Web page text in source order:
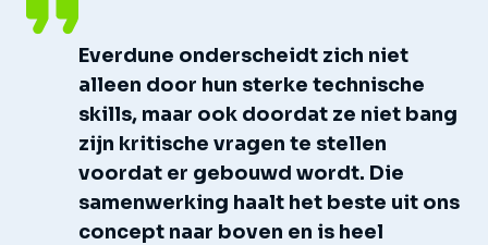
Everdune onderscheidt zich niet
alleen door hun sterke technische
skills, maar ook doordat ze niet bang
zijn kritische vragen te stellen
voordat er gebouwd wordt. Die
samenwerking haalt het beste uit ons
concept naar boven en is heel